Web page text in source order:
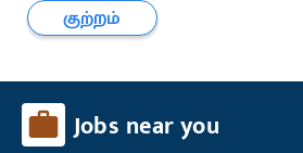
குற்றம்
Jobs near you